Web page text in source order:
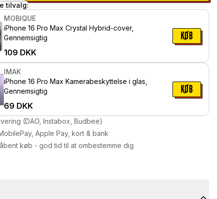
tilvalg:
MOBIQUE
iPhone 16 Pro Max Crystal Hybrid-cover,
Gennemsigtig
109 DKK
KØB
IMAK
iPhone 16 Pro Max Kamerabeskyttelse i glas,
Gennemsigtig
69 DKK
KØB
(DAO, Instabox, Budbee)
Apple Pay, kort & bank
køb - god tid til at ombestemme dig